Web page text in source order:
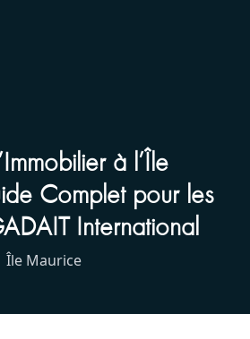
à l’Île
Complet pour les
International
Île Maurice